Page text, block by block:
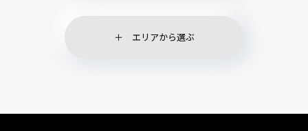
エリアから選ぶ